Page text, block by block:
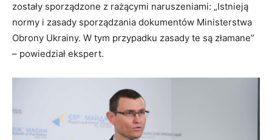
zostały sporządzone z rażącymi naruszeniami: „Istnieją
normy i zasady sporządzania dokumentów Ministerstwa
Obrony Ukrainy. W tym przypadku zasady te są złamane”
– powiedział ekspert.